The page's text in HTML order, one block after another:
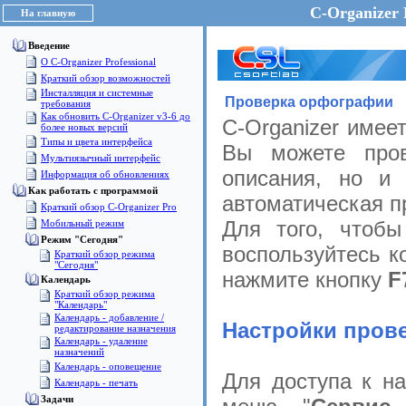
На главную C-Organizer
Введение
О C-Organizer Professional
Краткий обзор возможностей
Инсталляция и системные
требования
Как обновить C-Organizer v3-6 до
более новых версий
Типы и цвета интерфейса
Мультиязычный интерфейс
Информация об обновлениях
Как работать с программой
Краткий обзор C-Organizer Pro
Мобильный режим
Режим "Сегодня"
Краткий обзор режима
"Сегодня"
Календарь
Краткий обзор режима
"Календарь"
Календарь - добавление /
редактирование назначения
Календарь - удаление
назначений
Календарь - оповещение
Календарь - печать
Задачи
Проверка орфографии
C-Organizer
Вы можете
описания, но и
автоматическая
Для того,
воспользуйтесь
нажмите кнопку
Настройки
Для доступа к